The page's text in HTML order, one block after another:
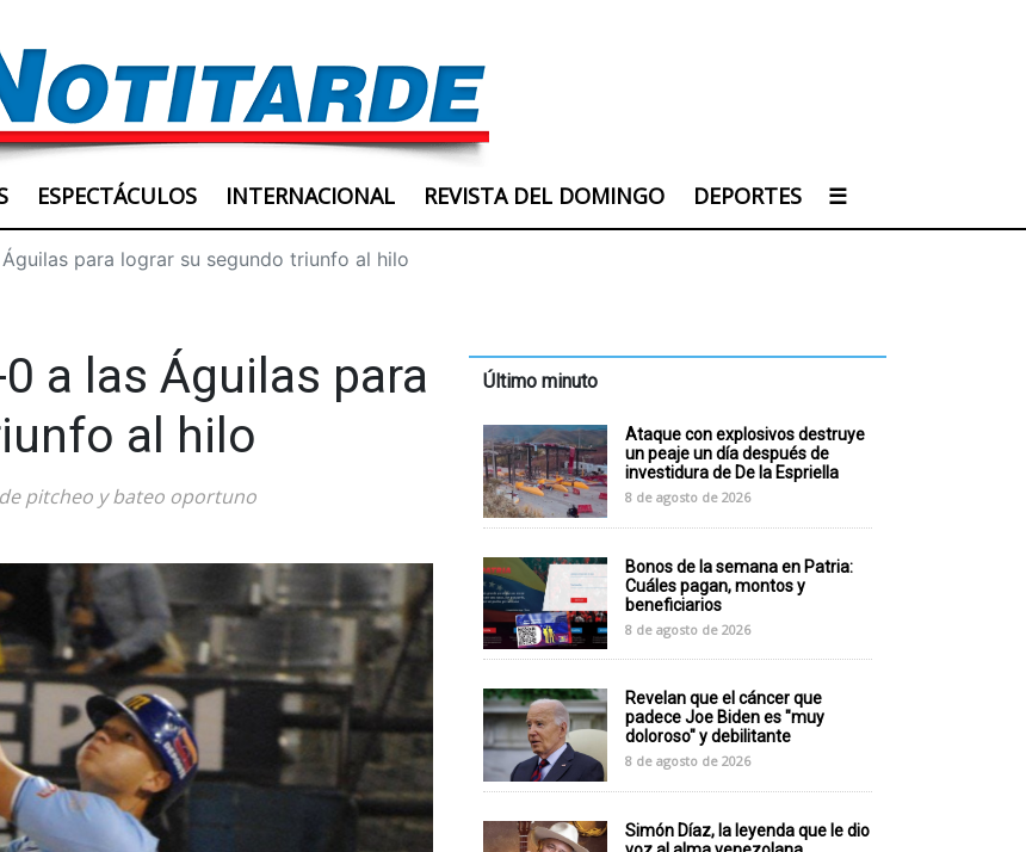
ESPECTÁCULOS INTERNACIONAL REVISTA DEL DOMINGO DEPORTES ☰
para lograr su segundo triunfo al hilo
a las Águilas para
al hilo
pitcheo y bateo oportuno
Último minuto
Ataque con explosivos destruye
un peaje un día después de
investidura de De la Espriella
8 de agosto de 2026
Bonos de la semana en Patria:
Cuáles pagan, montos y
beneficiarios
8 de agosto de 2026
Revelan que el cáncer que
padece Joe Biden es "muy
doloroso" y debilitante
8 de agosto de 2026
Simón Díaz, la leyenda que le dio